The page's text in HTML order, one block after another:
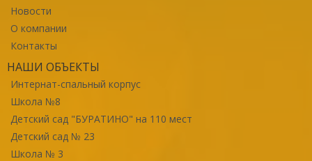
Новости
О компании
Контакты
НАШИ ОБЪЕКТЫ
Интернат-спальный корпус
Школа №8
Детский сад "БУРАТИНО" на 110 мест
Детский сад № 23
Школа № 3